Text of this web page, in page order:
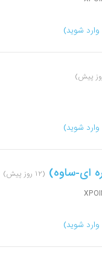
شوید)
شوید)
ای-ساوه) (۱۲ روز پیش)
شوید)